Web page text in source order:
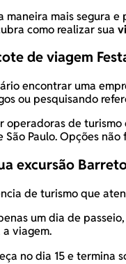
maneira mais segura
como realizar sua
de viagem
encontrar uma
ou pesquisando
operadoras de
São Paulo. Opções
excursão
de turismo que
um dia de
viagem.
no dia 15 e termina